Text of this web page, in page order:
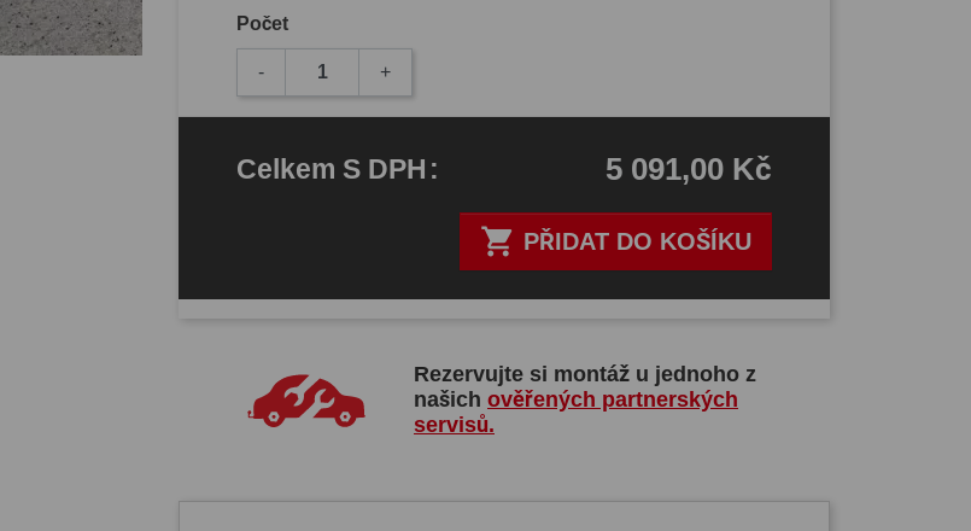
Počet
- +
 PŘIDAT DO KOŠÍKU
Celkem S DPH: 5 091,00 Kč
Rezervujte si montáž u jednoho z
našich ověřených partnerských
servisů.